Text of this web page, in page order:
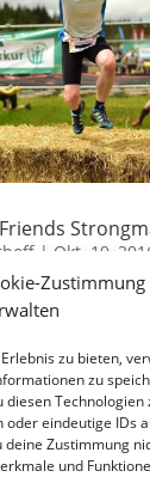
Zustimmung
zu bieten,
zu
diesen
oder eindeutige IDs
deine Zustimmung
und
| Okt. 19,
Freund
ich fast seit
man dann auch
und ebenso